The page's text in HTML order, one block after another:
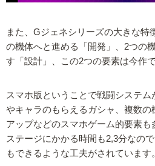
また、Gジェネシリーズの大きな特
の機体へと進める「開発」、2つの
す「設計」、この2つの要素は今作
スマホ版ということで戦闘システ
やキャラのもらえるガシャ、複数
アップなどのスマホゲーム的要素
ステージにかかる時間も2,3分なの
もできるような工夫がされています。